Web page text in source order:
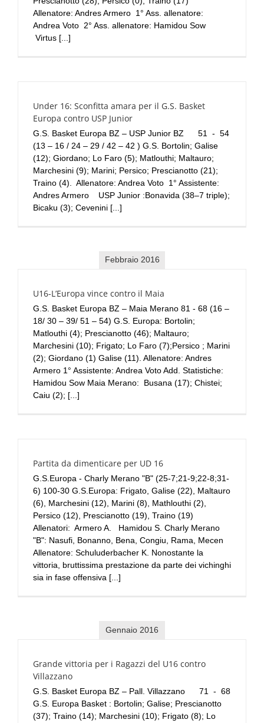
Allenatore: Andres Armero 1° Ass. allenatore:
Andrea Voto 2° Ass. allenatore: Hamidou Sow
Virtus [...]
Under 16: Sconfitta amara per il G.S. Basket
Europa contro USP Junior
G.S. Basket Europa BZ – USP Junior BZ 51 - 54
(13 – 16 / 24 – 29 / 42 – 42 ) G.S. Bortolin; Galise
(12); Giordano; Lo Faro (5); Matlouthi; Maltauro;
Marchesini (9); Marini; Persico; Prescianotto (21);
Traino (4). Allenatore: Andrea Voto 1° Assistente:
Andres Armero USP Junior :Bonavida (38–7 triple);
Bicaku (3); Cevenini [...]
Febbraio 2016
U16-L’Europa vince contro il Maia
G.S. Basket Europa BZ – Maia Merano 81 - 68 (16 –
18/ 30 – 39/ 51 – 54) G.S. Europa: Bortolin;
Matlouthi (4); Prescianotto (46); Maltauro;
Marchesini (10); Frigato; Lo Faro (7);Persico ; Marini
(2); Giordano (1) Galise (11). Allenatore: Andres
Armero 1° Assistente: Andrea Voto Add. Statistiche:
Hamidou Sow Maia Merano: Busana (17); Chistei;
Caiu (2); [...]
Partita da dimenticare per UD 16
G.S.Europa - Charly Merano "B" (25-7;21-9;22-8;31-
6) 100-30 G.S.Europa: Frigato, Galise (22), Maltauro
(6), Marchesini (12), Marini (8), Mathlouthi (2),
Persico (12), Prescianotto (19), Traino (19)
Allenatori: Armero A. Hamidou S. Charly Merano
"B": Nasufi, Bonanno, Bena, Congiu, Rama, Mecen
Allenatore: Schuluderbacher K. Nonostante la
vittoria, bruttissima prestazione da parte dei vichinghi
sia in fase offensiva [...]
Gennaio 2016
Grande vittoria per i Ragazzi del U16 contro
Villazzano
G.S. Basket Europa BZ – Pall. Villazzano 71 - 68
G.S. Europa Basket : Bortolin; Galise; Prescianotto
(37); Traino (14); Marchesini (10); Frigato (8); Lo